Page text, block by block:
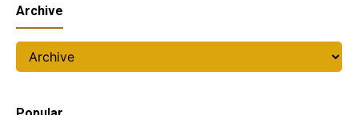
Archive